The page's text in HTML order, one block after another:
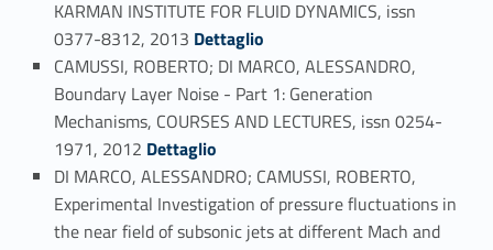
KARMAN INSTITUTE FOR FLUID DYNAMICS, issn
0377-8312, 2013 Link identifier #identifier_person_123666-59
Dettaglio
CAMUSSI, ROBERTO; DI MARCO, ALESSANDRO,
Boundary Layer Noise - Part 1: Generation
Mechanisms, COURSES AND LECTURES, issn 0254-
1971, 2012 Link identifier #identifier_person_88637-60
Dettaglio
DI MARCO, ALESSANDRO; CAMUSSI, ROBERTO,
Experimental Investigation of pressure fluctuations in
the near field of subsonic jets at different Mach and